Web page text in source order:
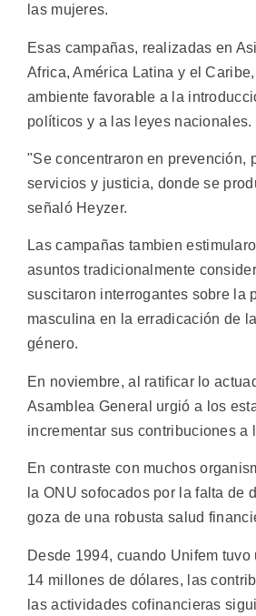
las mujeres.
Esas campañas, realizadas en
Africa, América Latina y el
ambiente favorable a la
políticos y a las leyes nacionales.
"Se concentraron en prevención,
servicios y justicia, donde se
señaló Heyzer.
Las campañas tambien
asuntos tradicionalmente
suscitaron interrogantes sobre la
masculina en la erradicación de
género.
En noviembre, al ratificar lo
Asamblea General urgió a los
incrementar sus contribuciones a
En contraste con muchos
la ONU sofocados por la falta de
goza de una robusta salud
Desde 1994, cuando Unifem
14 millones de dólares, las
las actividades cofinancieras